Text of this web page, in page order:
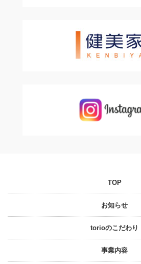
TOP
お知らせ
torioのこだわり
事業内容